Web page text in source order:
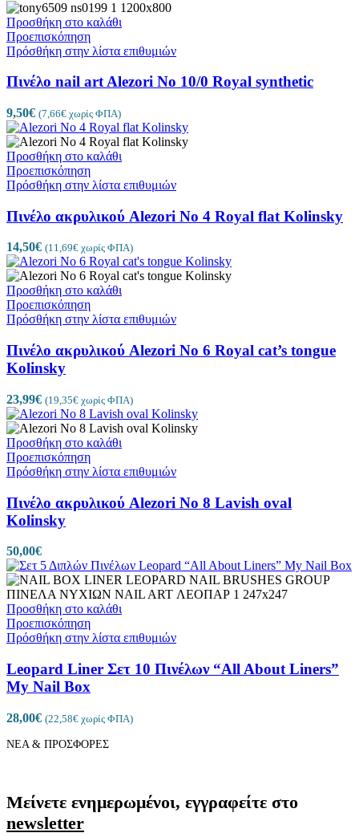
Προσθήκη στο καλάθι
Προεπισκόπηση
Πρόσθήκη στην λίστα επιθυμιών
Πινέλο nail art Alezori No 10/0 Royal synthetic
9,50€ (7,66€ χωρίς ΦΠΑ)
Προσθήκη στο καλάθι
Προεπισκόπηση
Πρόσθήκη στην λίστα επιθυμιών
Πινέλο ακρυλικού Alezori No 4 Royal flat Kolinsky
14,50€ (11,69€ χωρίς ΦΠΑ)
Προσθήκη στο καλάθι
Προεπισκόπηση
Πρόσθήκη στην λίστα επιθυμιών
Πινέλο ακρυλικού Alezori No 6 Royal cat’s tongue
Kolinsky
23,99€ (19,35€ χωρίς ΦΠΑ)
Προσθήκη στο καλάθι
Προεπισκόπηση
Πρόσθήκη στην λίστα επιθυμιών
Πινέλο ακρυλικού Alezori No 8 Lavish oval
Kolinsky
50,00€
Προσθήκη στο καλάθι
Προεπισκόπηση
Πρόσθήκη στην λίστα επιθυμιών
Leopard Liner Σετ 10 Πινέλων “All About Liners”
My Nail Box
28,00€ (22,58€ χωρίς ΦΠΑ)
ΝΕΑ & ΠΡΟΣΦΟΡΕΣ
Μείνετε ενημερωμένοι, εγγραφείτε στο
newsletter